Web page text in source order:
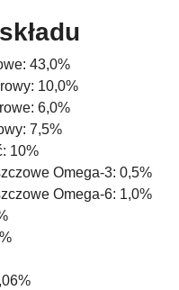
43,0%
10,0%
6,0%
7,5%
10%
Omega-3: 0,5%
Omega-6: 1,0%